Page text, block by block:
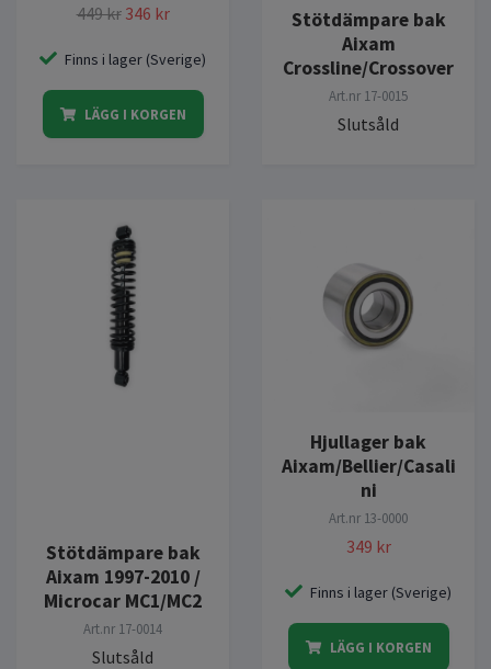
449 kr 346 kr
Finns i lager (Sverige)
LÄGG I KORGEN
Stötdämpare bak
Aixam
Crossline/Crossover
Art.nr 17-0015
Slutsåld
Stötdämpare bak
Aixam 1997-2010 /
Microcar MC1/MC2
Art.nr 17-0014
Slutsåld
Hjullager bak
Aixam/Bellier/Casali
ni
Art.nr 13-0000
349 kr
Finns i lager (Sverige)
LÄGG I KORGEN